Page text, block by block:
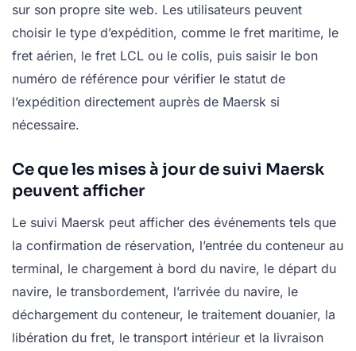
sur son propre site web. Les utilisateurs peuvent
choisir le type d’expédition, comme le fret maritime, le
fret aérien, le fret LCL ou le colis, puis saisir le bon
numéro de référence pour vérifier le statut de
l’expédition directement auprès de Maersk si
nécessaire.
Ce que les mises à jour de suivi Maersk
peuvent afficher
Le suivi Maersk peut afficher des événements tels que
la confirmation de réservation, l’entrée du conteneur au
terminal, le chargement à bord du navire, le départ du
navire, le transbordement, l’arrivée du navire, le
déchargement du conteneur, le traitement douanier, la
libération du fret, le transport intérieur et la livraison